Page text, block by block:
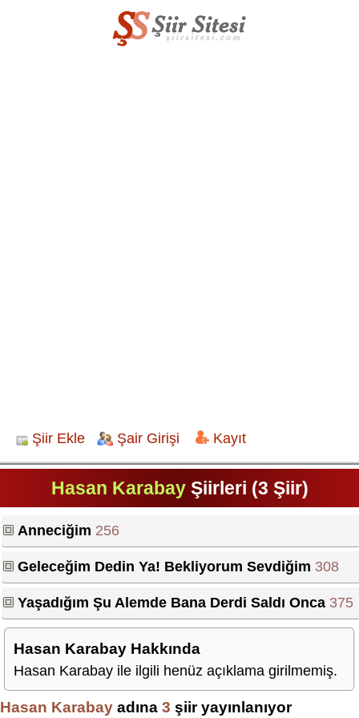
Şiir Ekle Şair Girişi Kayıt
Hasan KarabayŞiirleri (3 Şiir)
Anneciğim 256
Geleceğim Dedin Ya! Bekliyorum Sevdiğim 308
Yaşadığım Şu Alemde Bana Derdi Saldı Onca 375
Hasan Karabay Hakkında
Hasan Karabay ile ilgili henüz açıklama girilmemiş.
Hasan Karabay adına 3 şiir yayınlanıyor